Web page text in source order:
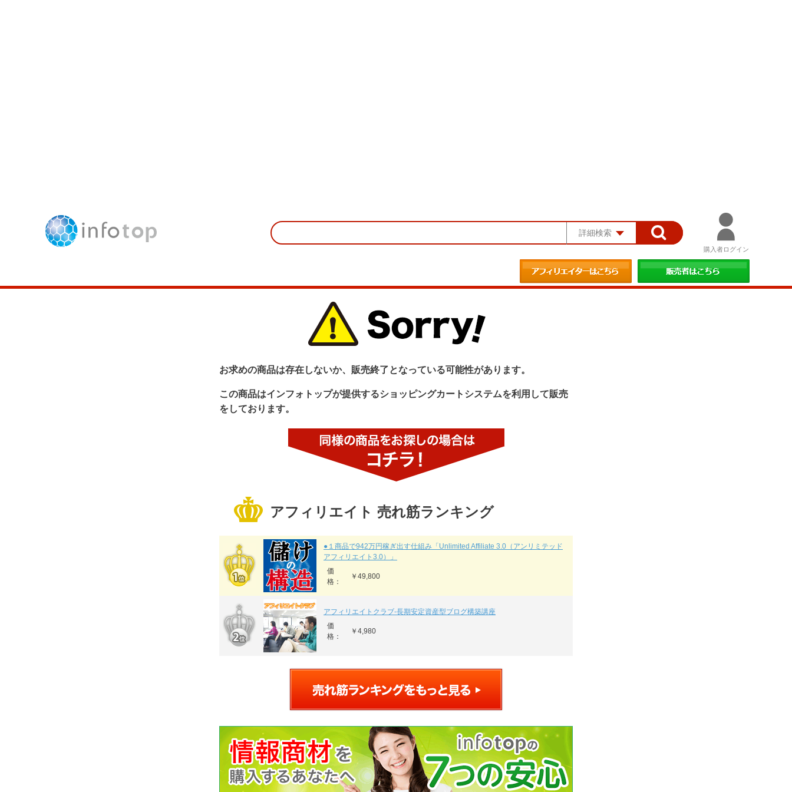
詳細検索
購入者ログイン
お求めの商品は存在しないか、販売終了となっている可能性があります。
この商品はインフォトップが提供するショッピングカートシステムを利用して販売
をしております。
アフィリエイト 売れ筋ランキング
●１商品で942万円稼ぎ出す仕組み「Unlimited Affiliate 3.0（アンリミテッド
アフィリエイト3.0）」
価
格：
￥49,800
アフィリエイトクラブ‐長期安定資産型ブログ構築講座
価
格：
￥4,980